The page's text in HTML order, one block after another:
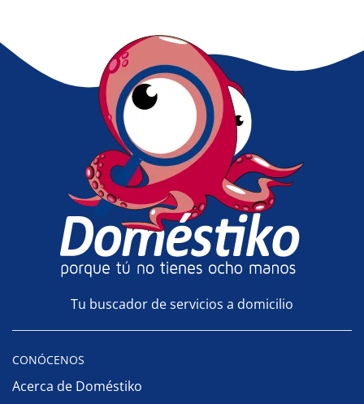
Tu buscador de servicios a domicilio
CONÓCENOS
Acerca de Doméstiko